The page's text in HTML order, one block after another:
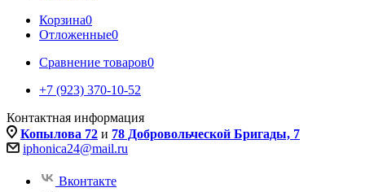
Корзина0
Отложенные0
Сравнение товаров0
+7 (923) 370-10-52
Контактная информация
Копылова 72 и 78 Добровольческой Бригады, 7
iphonica24@mail.ru
Вконтакте